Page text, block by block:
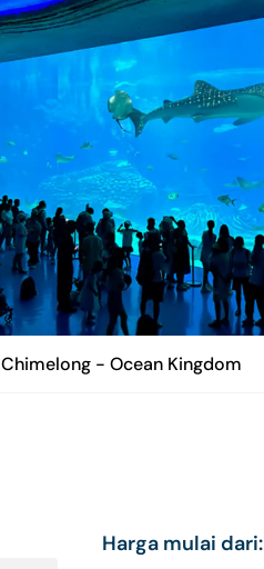
Chimelong - Ocean Kingdom
Harga mulai dari: